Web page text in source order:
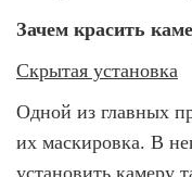
Зачем красить
Скрытая установка
Одной из главных
их маскировка. В
установить камеру